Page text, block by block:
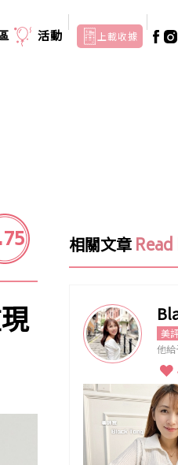
活動 上載收據
相關文章
美
他給